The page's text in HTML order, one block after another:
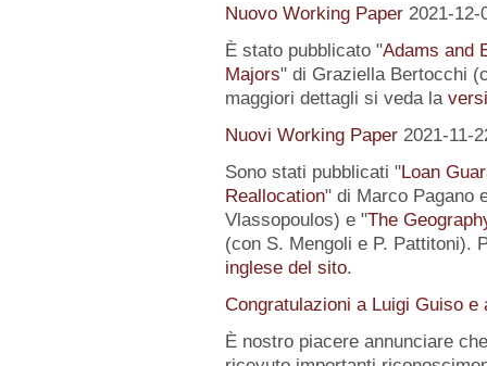
Nuovo Working Paper 2021-12-
È stato pubblicato "Adams and
Majors" di Graziella Bertocchi
maggiori dettagli si veda la
Nuovi Working Paper 2021-11-
Sono stati pubblicati "Loan
Reallocation" di Marco Pagano
Vlassopoulos) e "The
(con S. Mengoli e P. Pattitoni).
inglese del sito.
Congratulazioni a Luigi Guiso e
È nostro piacere annunciare